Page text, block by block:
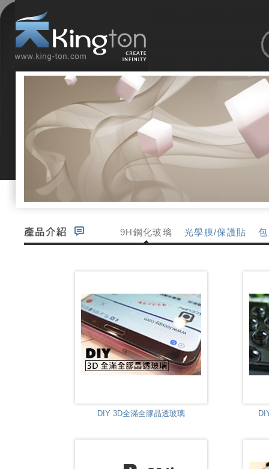
9H鋼化玻璃 光學膜/保護貼
DIY 3D全滿全膠晶透玻璃